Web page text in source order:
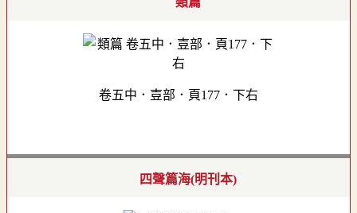
卷五中．壴部．頁177．下右
四聲篇海(明刊本)